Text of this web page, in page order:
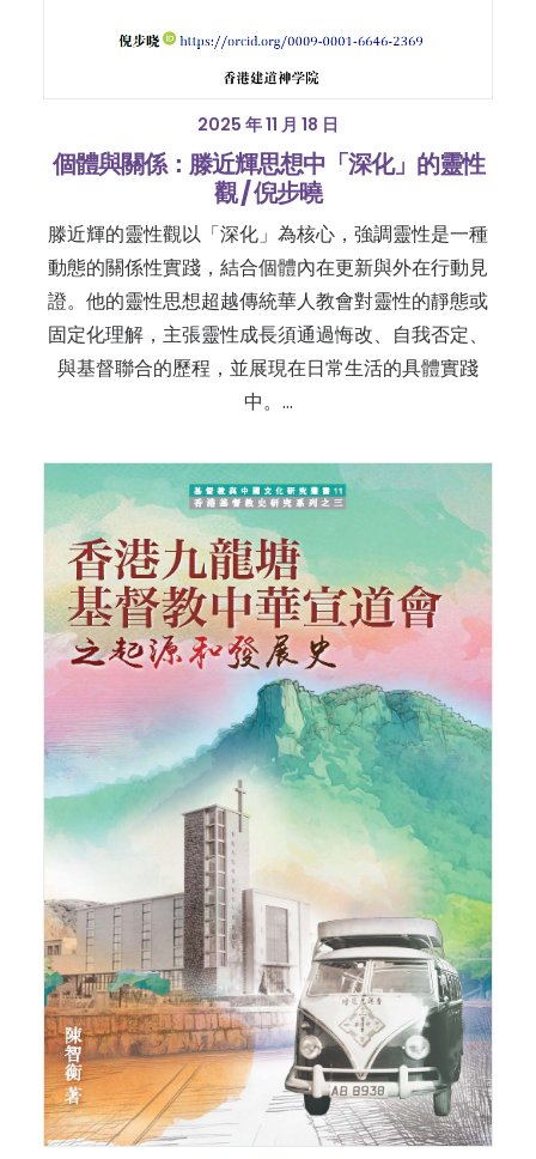
2025 年 11 月 18 日
個體與關係：滕近輝思想中「深化」的靈性
觀 / 倪步曉
滕近輝的靈性觀以「深化」為核心，強調靈性是一種
動態的關係性實踐，結合個體內在更新與外在行動見
證。他的靈性思想超越傳統華人教會對靈性的靜態或
固定化理解，主張靈性成長須通過悔改、自我否定、
與基督聯合的歷程，並展現在日常生活的具體實踐
中。…